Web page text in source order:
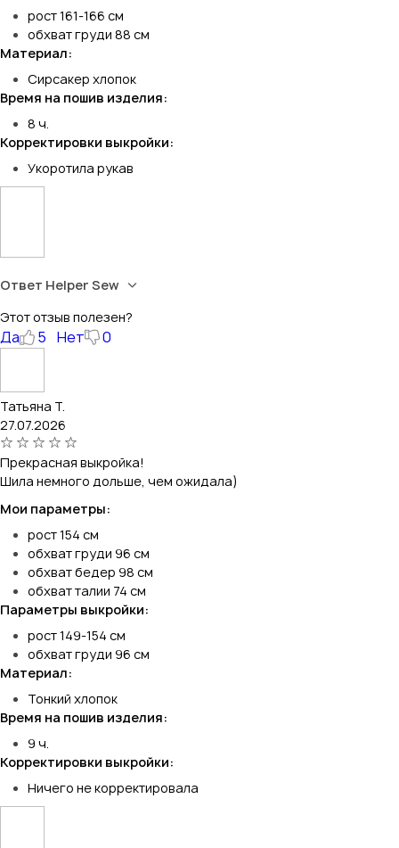
рост 161-166 см
обхват груди 88 см
Материал:
Сирсакер хлопок
Время на пошив изделия:
8 ч.
Корректировки выкройки:
Укоротила рукав
Ответ Helper Sew
Этот отзыв полезен?
Да 5 Нет 0
Татьяна Т.
27.07.2026
Прекрасная выкройка!
Шила немного дольше, чем ожидала)
Мои параметры:
рост 154 см
обхват груди 96 см
обхват бедер 98 см
обхват талии 74 см
Параметры выкройки:
рост 149-154 см
обхват груди 96 см
Материал:
Тонкий хлопок
Время на пошив изделия:
9 ч.
Корректировки выкройки:
Ничего не корректировала